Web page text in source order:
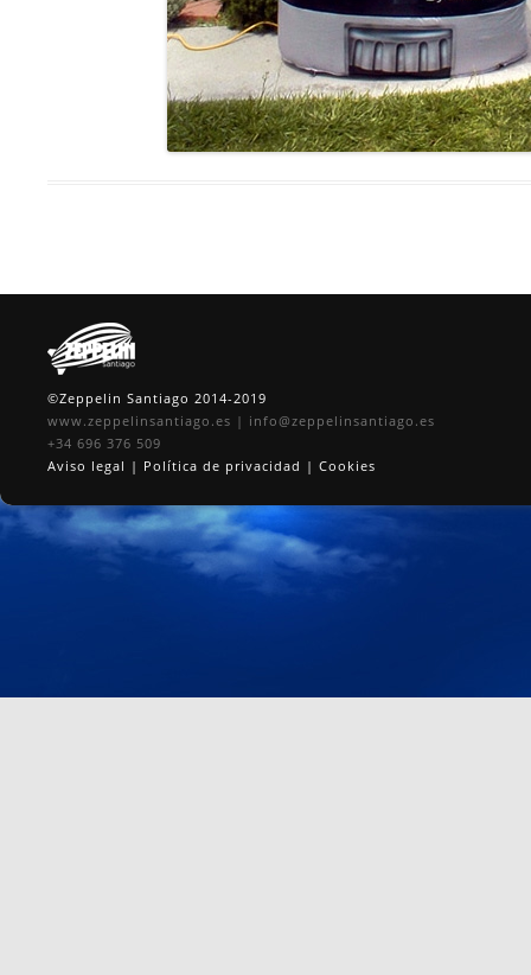
©Zeppelin Santiago 2014-2019
www.zeppelinsantiago.es | info@zeppelinsantiago.es
+34 696 376 509
Aviso legal | Política de privacidad | Cookies